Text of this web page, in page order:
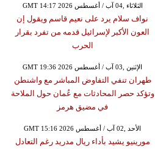
GMT 14:17 2026 الثلاثاء ,04 آب / أغسطس
نواف سلام يرد على نعيم قاسم ويقول إن
العون الأكبر لإسرائيل قدمه من تفرد بقرار
الحرب
GMT 19:36 2026 الإثنين ,03 آب / أغسطس
طهران تنفي التفاوض المباشر مع واشنطن
وتؤكد حصر المحادثات مع عُمان حول الملاحة
في مضيق هرمز
GMT 15:16 2026 الأحد ,02 آب / أغسطس
مورينيو يشيد بأداء ريال مدريد رغم التعادل